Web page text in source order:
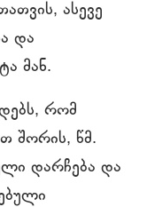
ასევე
და
მან.
რომ
შორის, წმ.
დარჩება და